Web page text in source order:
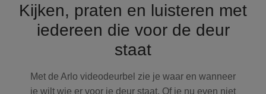
Kijken, praten en luisteren met
iedereen die voor de deur
staat
Met de Arlo videodeurbel zie je waar en wanneer
je wilt wie er voor je deur staat. Of je nu even niet